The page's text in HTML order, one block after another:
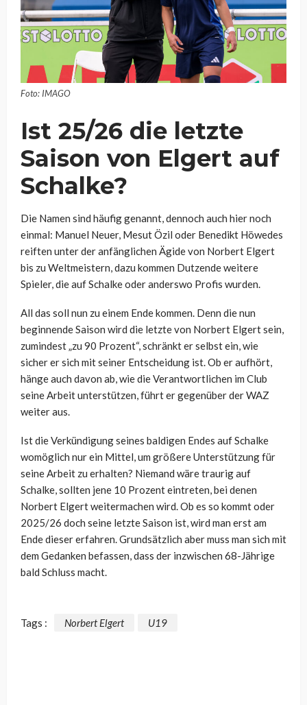
Foto: IMAGO
Ist 25/26 die letzte
Saison von Elgert auf
Schalke?
Die Namen sind häufig genannt, dennoch auch hier noch
einmal: Manuel Neuer, Mesut Özil oder Benedikt Höwedes
reiften unter der anfänglichen Ägide von Norbert Elgert
bis zu Weltmeistern, dazu kommen Dutzende weitere
Spieler, die auf Schalke oder anderswo Profis wurden.
All das soll nun zu einem Ende kommen. Denn die nun
beginnende Saison wird die letzte von Norbert Elgert sein,
zumindest „zu 90 Prozent“, schränkt er selbst ein, wie
sicher er sich mit seiner Entscheidung ist. Ob er aufhört,
hänge auch davon ab, wie die Verantwortlichen im Club
seine Arbeit unterstützen, führt er gegenüber der WAZ
weiter aus.
Ist die Verkündigung seines baldigen Endes auf Schalke
womöglich nur ein Mittel, um größere Unterstützung für
seine Arbeit zu erhalten? Niemand wäre traurig auf
Schalke, sollten jene 10 Prozent eintreten, bei denen
Norbert Elgert weitermachen wird. Ob es so kommt oder
2025/26 doch seine letzte Saison ist, wird man erst am
Ende dieser erfahren. Grundsätzlich aber muss man sich mit
dem Gedanken befassen, dass der inzwischen 68-Jährige
bald Schluss macht.
Tags : Norbert Elgert U19